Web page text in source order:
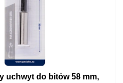
uchwyt do bitów 58 mm,